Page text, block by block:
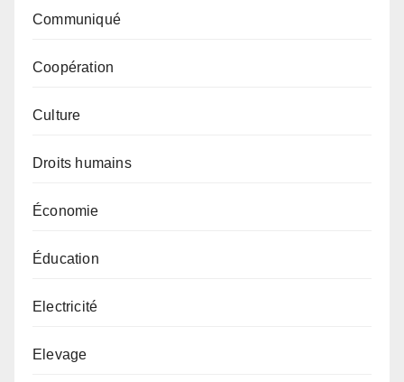
Communiqué
Coopération
Culture
Droits humains
Économie
Éducation
Electricité
Elevage